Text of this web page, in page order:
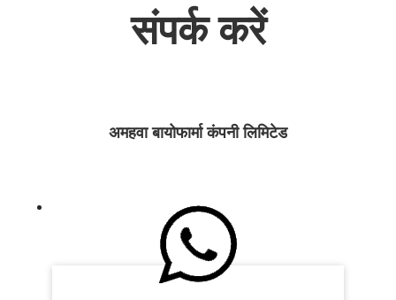
संपर्क करें
अमहवा बायोफार्मा कंपनी लिमिटेड